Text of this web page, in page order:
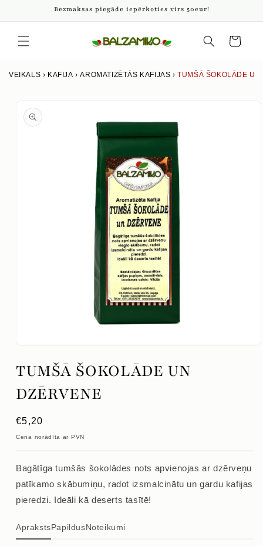
saturu
Bezmaksas piegāde iepērkoties virs 50eur!
grozs
VEIKALS › KAFIJA ›AROMATIZĒTĀS KAFIJAS ›TUMŠĀ ŠOKOLĀDE
produkta
informāciju
1
modālajā
TUMŠĀ ŠOKOLĀDE UN
DZĒRVENE
Parastā
cena
€5,20
Cena norādīta ar PVN
Bagātīga tumšās šokolādes nots apvienojas ar dzērveņu
patīkamo skābumiņu, radot izsmalcinātu un gardu kafijas
pieredzi. Ideāli kā deserts tasītē!
AprakstsPapildusNoteikumi